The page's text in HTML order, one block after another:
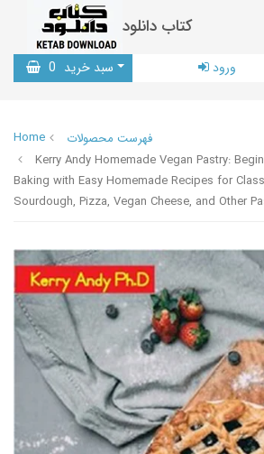
کتاب دانلود
سبد خرید 0 ورود
Home
فهرست محصولات
Kerry Andy Homemade Vegan Pastry:
Baking with Easy Homemade Recipes for
Sourdough, Pizza, Vegan Cheese, and Other